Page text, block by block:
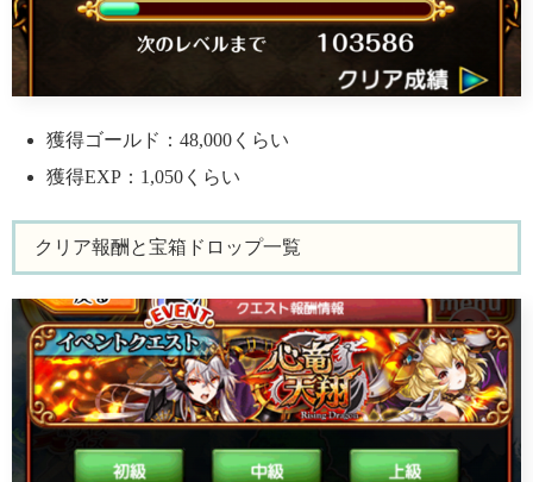
獲得ゴールド：48,000くらい
獲得EXP：1,050くらい
クリア報酬と宝箱ドロップ一覧